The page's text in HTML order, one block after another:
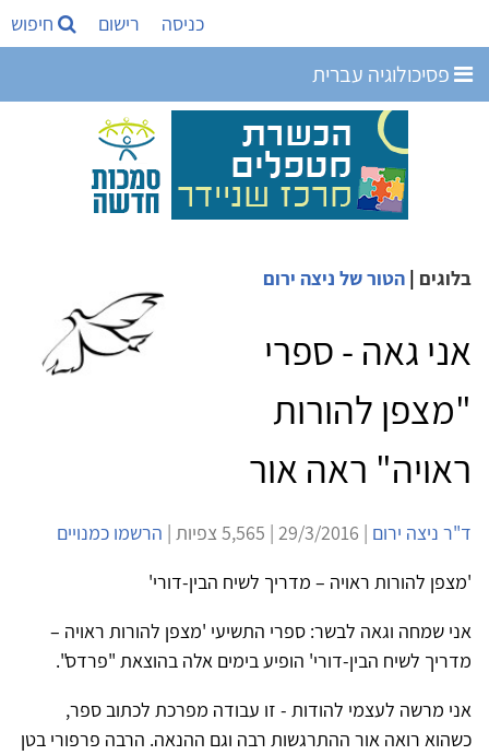
כניסה רישום חיפוש
פסיכולוגיה עברית
בלוגים | הטור של ניצה ירום
אני גאה - ספרי
"מצפן להורות
ראויה" ראה אור
ד"ר ניצה ירום | 29/3/2016 | 5,565 צפיות |
הרשמו כמנויים
'מצפן להורות ראויה – מדריך לשיח הבין-דורי'
אני שמחה וגאה לבשר: ספרי התשיעי 'מצפן להורות ראויה –
מדריך לשיח הבין-דורי' הופיע בימים אלה בהוצאת "פרדס".
אני מרשה לעצמי להודות - זו עבודה מפרכת לכתוב ספר,
כשהוא רואה אור ההתרגשות רבה וגם ההנאה. הרבה פרפורי בטן